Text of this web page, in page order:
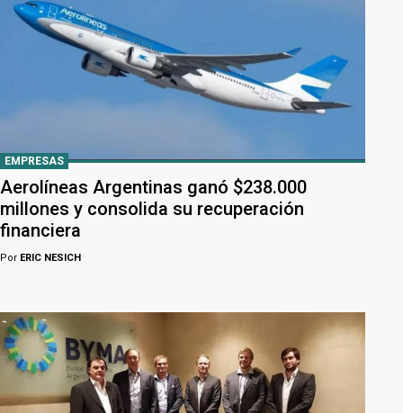
EMPRESAS
Aerolíneas Argentinas ganó $238.000
millones y consolida su recuperación
financiera
Por ERIC NESICH